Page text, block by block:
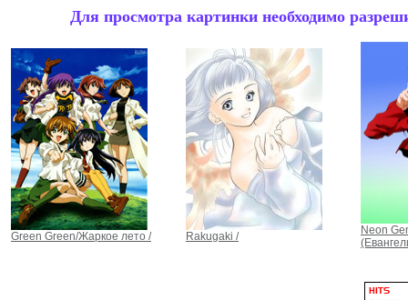
Для просмотра картинки необходимо
Green Green/Жаркое лето / Rakugaki /
Neon